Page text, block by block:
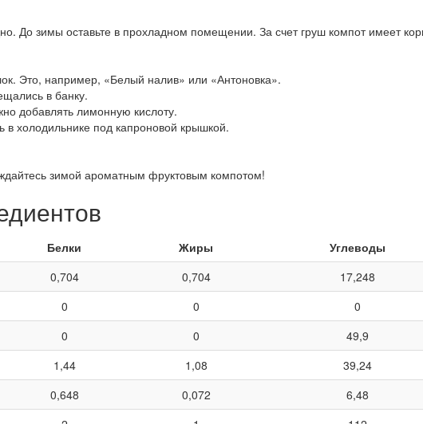
До зимы оставьте в прохладном помещении. За счет груш компот имеет
Это, например, «Белый налив» или «Антоновка».
в банку.
добавлять лимонную кислоту.
в холодильнике под капроновой крышкой.
зимой ароматным фруктовым компотом!
Белки Жиры Углеводы
0,704 0,704 17,248
0 0 0
0 0 49,9
1,44 1,08 39,24
0,648 0,072 6,48